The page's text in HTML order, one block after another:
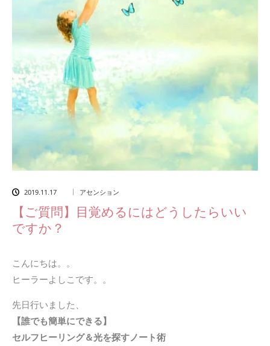
2019.11.17 アセンション
【ご質問】目覚めるにはどうしたらいい
ですか？
こんにちは。。
ヒーラーよしこです。。
先日行いました、
【誰でも簡単にできる】
セルフヒーリング＆光を探すノート術